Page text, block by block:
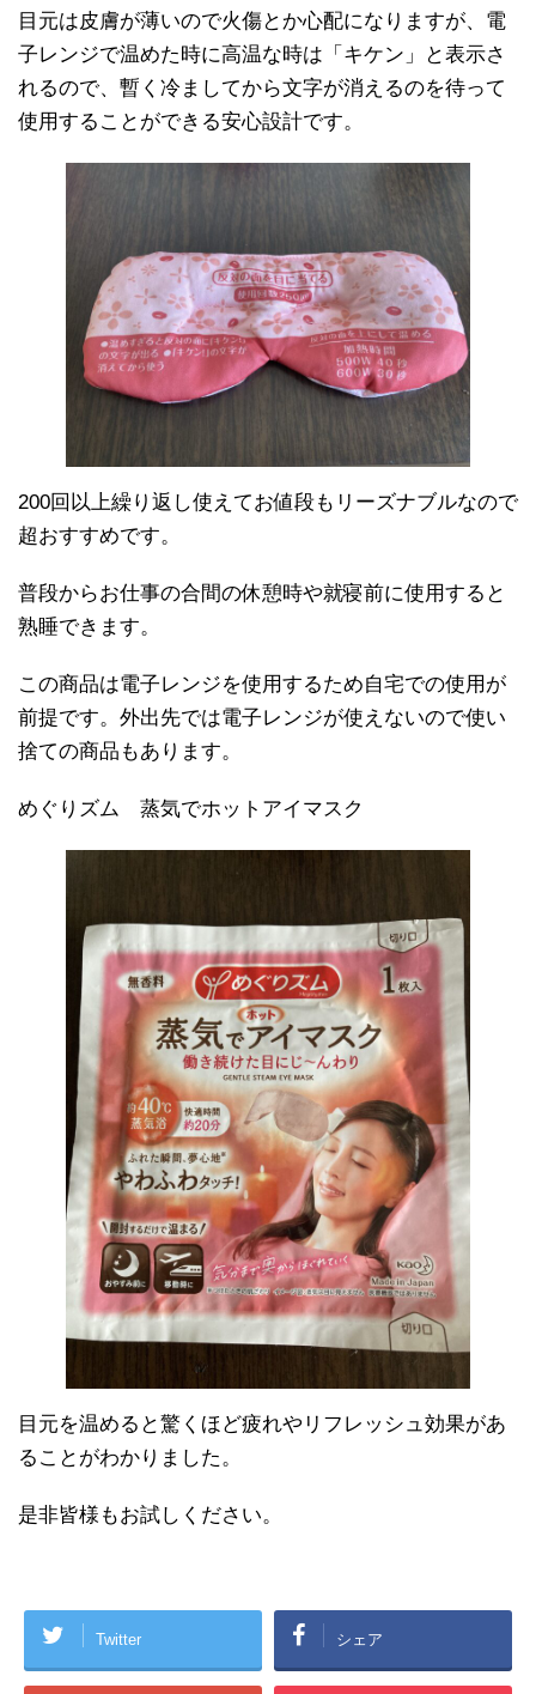
目元は皮膚が薄いので火傷とか心配になりますが、電
子レンジで温めた時に高温な時は「キケン」と表示さ
れるので、暫く冷ましてから文字が消えるのを待って
使用することができる安心設計です。
200回以上繰り返し使えてお値段もリーズナブルなので
超おすすめです。
普段からお仕事の合間の休憩時や就寝前に使用すると
熟睡できます。
この商品は電子レンジを使用するため自宅での使用が
前提です。外出先では電子レンジが使えないので使い
捨ての商品もあります。
めぐりズム 蒸気でホットアイマスク
目元を温めると驚くほど疲れやリフレッシュ効果があ
ることがわかりました。
是非皆様もお試しください。
Twitter シェア